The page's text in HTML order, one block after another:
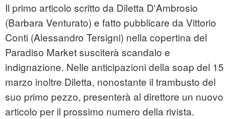
Il primo articolo scritto da Diletta D'Ambrosio
(Barbara Venturato) e fatto pubblicare da Vittorio
Conti (Alessandro Tersigni) nella copertina del
Paradiso Market susciterà scandalo e
indignazione. Nelle anticipazioni della soap del 15
marzo inoltre Diletta, nonostante il trambusto del
suo primo pezzo, presenterà al direttore un nuovo
articolo per il prossimo numero della rivista.